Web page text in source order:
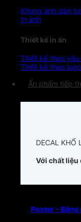
Khung ảnh dán
In ảnh
Thiết kế in ấn
Thiết kế theo yêu
Thiết kế theo logo
Ấn phẩm tiếp
DECAL KHỔ
Với chất liệu
Poster - Băng